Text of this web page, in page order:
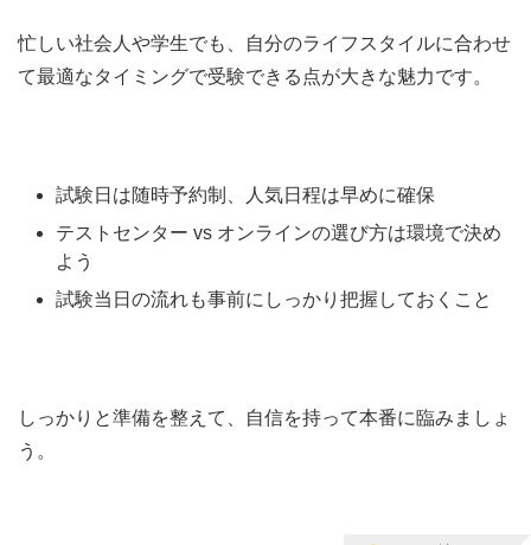
忙しい社会人や学生でも、自分のライフスタイルに合わせ
て最適なタイミングで受験できる点が大きな魅力です。
試験日は随時予約制、人気日程は早めに確保
テストセンター vs オンラインの選び方は環境で決め
よう
試験当日の流れも事前にしっかり把握しておくこと
しっかりと準備を整えて、自信を持って本番に臨みましょ
う。